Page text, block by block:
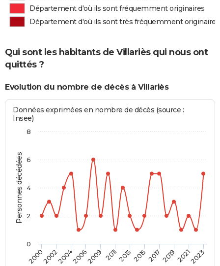
Département d'où ils sont fréquemment originaires
Département d'où ils sont très fréquemment originaires
Qui sont les habitants de Villariès qui nous ont
quittés ?
Evolution du nombre de décès à Villariès
Personnes décédées
Données exprimées en nombre de décès (source :
Insee)
20002002200420062009 2011201320152017201920212023
0
2
4
6
8